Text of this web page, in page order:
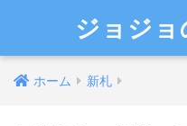
ジョジョ
ホーム 新札